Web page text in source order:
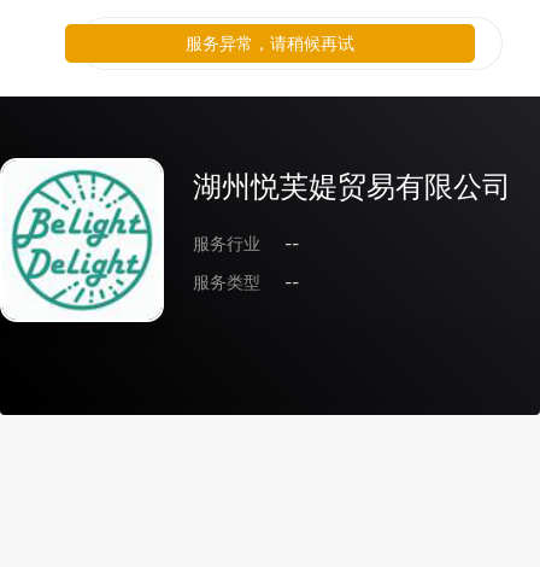
湖州悦芙媞贸易有限公司
服务行业
--
服务类型
--
服务异常，请稍候再试